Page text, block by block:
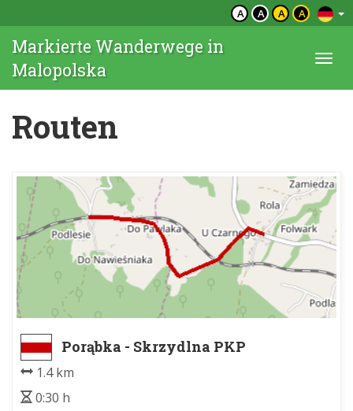
A A A A
Markierte Wanderwege in
Malopolska
Routen
Porąbka - Skrzydlna PKP
1.4 km
0:30 h